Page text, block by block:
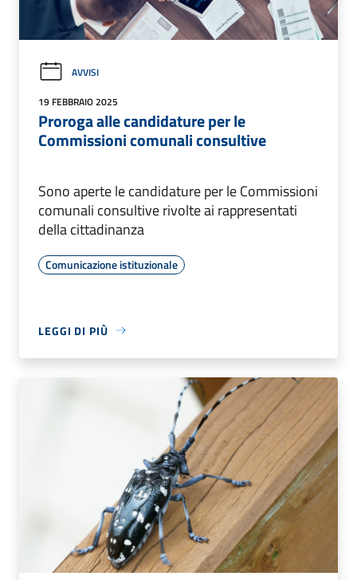
AVVISI
19 FEBBRAIO 2025
Proroga alle candidature per le
Commissioni comunali consultive
Sono aperte le candidature per le Commissioni
comunali consultive rivolte ai rappresentati
della cittadinanza
Comunicazione istituzionale
LEGGI DI PIÙ